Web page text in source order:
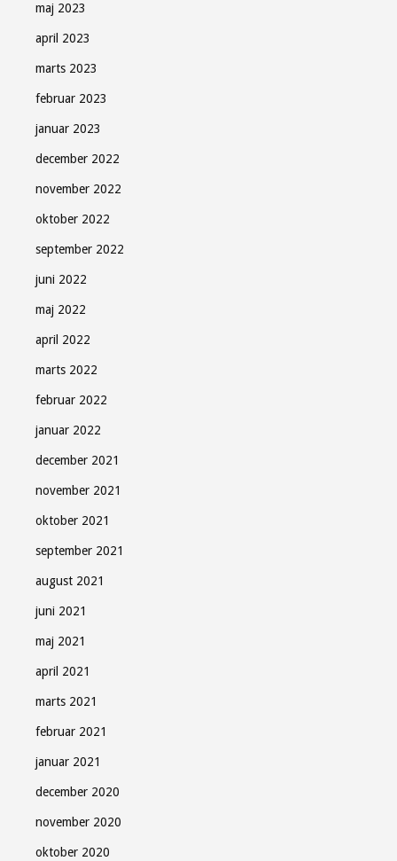
maj 2023
april 2023
marts 2023
februar 2023
januar 2023
december 2022
november 2022
oktober 2022
september 2022
juni 2022
maj 2022
april 2022
marts 2022
februar 2022
januar 2022
december 2021
november 2021
oktober 2021
september 2021
august 2021
juni 2021
maj 2021
april 2021
marts 2021
februar 2021
januar 2021
december 2020
november 2020
oktober 2020